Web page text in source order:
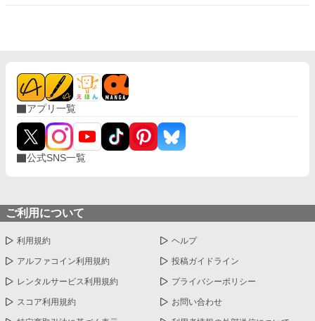
アプリ一覧
公式SNS一覧
ご利用について
利用規約 ヘルプ
アルファコイン利用規約 投稿ガイドライン
レンタルサービス利用規約 プライバシーポリシー
スコア利用規約 お問い合わせ